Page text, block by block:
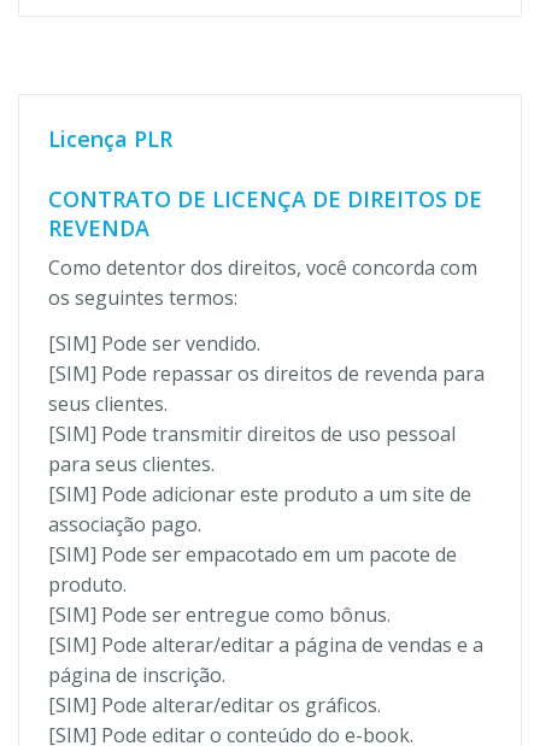
Licença PLR
CONTRATO DE LICENÇA DE DIREITOS DE
REVENDA
Como detentor dos direitos, você concorda com
os seguintes termos:
[SIM] Pode ser vendido.
[SIM] Pode repassar os direitos de revenda para
seus clientes.
[SIM] Pode transmitir direitos de uso pessoal
para seus clientes.
[SIM] Pode adicionar este produto a um site de
associação pago.
[SIM] Pode ser empacotado em um pacote de
produto.
[SIM] Pode ser entregue como bônus.
[SIM] Pode alterar/editar a página de vendas e a
página de inscrição.
[SIM] Pode alterar/editar os gráficos.
[SIM] Pode editar o conteúdo do e-book.